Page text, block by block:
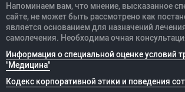
Напоминаем вам, что мнение, высказанное
сайте, не может быть рассмотрено как
является основанием для назначений
самолечения. Необходима очная
Информация о специальной оценке условий
"Медицина"
Кодекс корпоративной этики и поведения